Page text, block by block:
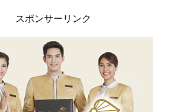
スポンサーリンク